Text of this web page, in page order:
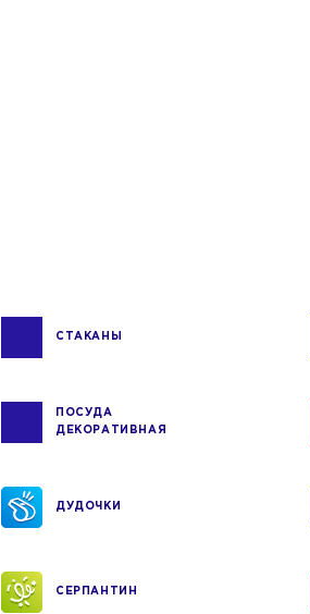
СТАКАНЫ
ПОСУДА
ДЕКОРАТИВНАЯ
ДУДОЧКИ
СЕРПАНТИН